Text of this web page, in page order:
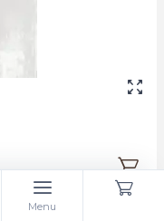
Menu